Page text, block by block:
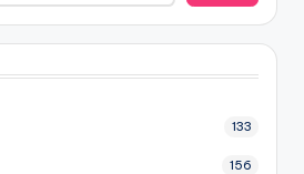
133
156